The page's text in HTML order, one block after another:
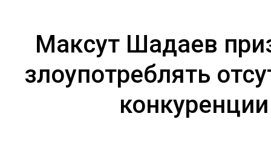
Максут Шадаев
злоупотреблять
конкуренции